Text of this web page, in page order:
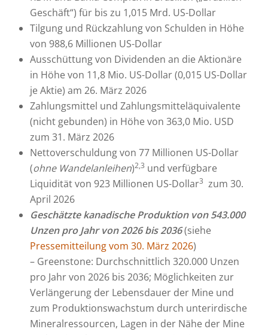
Geschäft“) für bis zu 1,015 Mrd. US-Dollar
Tilgung und Rückzahlung von Schulden in Höhe
von 988,6 Millionen US-Dollar
Ausschüttung von Dividenden an die Aktionäre
in Höhe von 11,8 Mio. US-Dollar (0,015 US-Dollar
je Aktie) am 26. März 2026
Zahlungsmittel und Zahlungsmitteläquivalente
(nicht gebunden) in Höhe von 363,0 Mio. USD
zum 31. März 2026
Nettoverschuldung von 77 Millionen US-Dollar
(ohne Wandelanleihen)2,3 und verfügbare
Liquidität von 923 Millionen US-Dollar3 zum 30.
April 2026
Geschätzte kanadische Produktion von 543.000
Unzen pro Jahr von 2026 bis 2036(siehe
Pressemitteilung vom 30. März 2026)
– Greenstone: Durchschnittlich 320.000 Unzen
pro Jahr von 2026 bis 2036; Möglichkeiten zur
Verlängerung der Lebensdauer der Mine und
zum Produktionswachstum durch unterirdische
Mineralressourcen, Lagen in der Nähe der Mine